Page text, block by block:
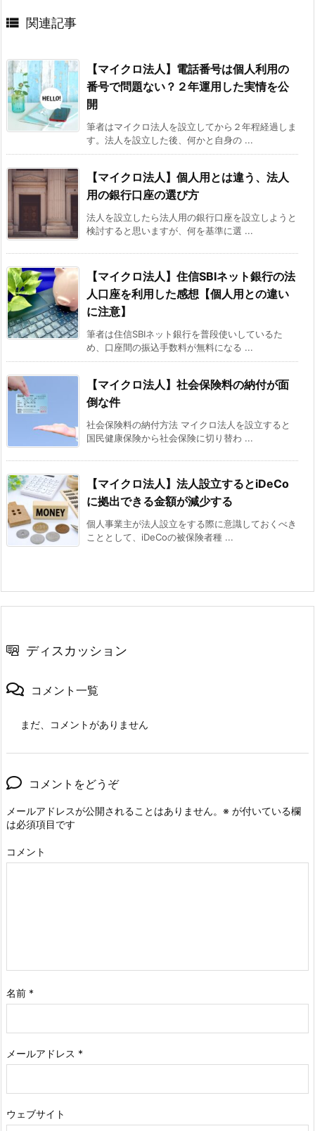
 関連記事
【マイクロ法人】電話番号は個人利用の
番号で問題ない？２年運用した実情を公
開
筆者はマイクロ法人を設立してから２年程経過しま
す。法人を設立した後、何かと自身の ...
【マイクロ法人】個人用とは違う、法人
用の銀行口座の選び方
法人を設立したら法人用の銀行口座を設立しようと
検討すると思いますが、何を基準に選 ...
【マイクロ法人】住信SBIネット銀行の法
人口座を利用した感想【個人用との違い
に注意】
筆者は住信SBIネット銀行を普段使いしているた
め、口座間の振込手数料が無料になる ...
【マイクロ法人】社会保険料の納付が面
倒な件
社会保険料の納付方法 マイクロ法人を設立すると
国民健康保険から社会保険に切り替わ ...
【マイクロ法人】法人設立するとiDeCo
に拠出できる金額が減少する
個人事業主が法人設立をする際に意識しておくべき
こととして、iDeCoの被保険者種 ...
ディスカッション
コメント一覧
まだ、コメントがありません
コメントをどうぞ
メールアドレスが公開されることはありません。 ※ が付いている欄
は必須項目です
コメント
名前 *
メールアドレス *
ウェブサイト